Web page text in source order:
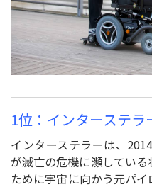
1位：インターステラ
インターステラーは、
が滅亡の危機に瀕してい
ために宇宙に向かう元パ